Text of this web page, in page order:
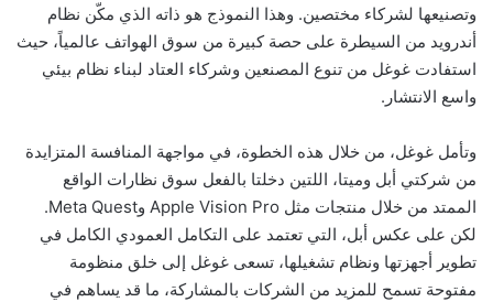
وتصنيعها لشركاء مختصين. وهذا النموذج هو ذاته الذي مكّن نظام
أندرويد من السيطرة على حصة كبيرة من سوق الهواتف عالمياً، حيث
استفادت غوغل من تنوع المصنعين وشركاء العتاد لبناء نظام بيئي
واسع الانتشار.
وتأمل غوغل، من خلال هذه الخطوة، في مواجهة المنافسة المتزايدة
من شركتي أبل وميتا، اللتين دخلتا بالفعل سوق نظارات الواقع
الممتد من خلال منتجات مثل Apple Vision Pro وMeta Quest.
لكن على عكس أبل، التي تعتمد على التكامل العمودي الكامل في
تطوير أجهزتها ونظام تشغيلها، تسعى غوغل إلى خلق منظومة
مفتوحة تسمح للمزيد من الشركات بالمشاركة، ما قد يساهم في